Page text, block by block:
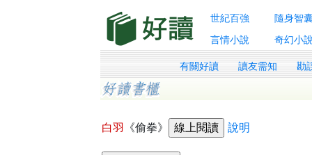
世紀百強 隨身智
言情小說
奇幻小說
有關好讀 讀友需知 勘
白羽 《偷拳》 說明